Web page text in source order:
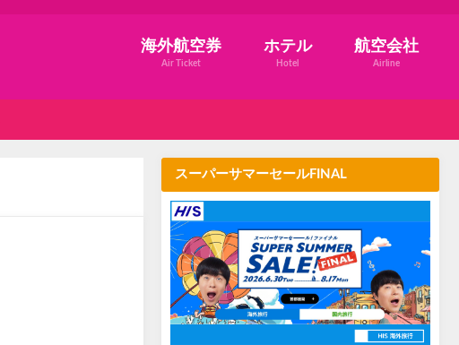
海外航空券
Air Ticket
ホテル
Hotel
航空会社
Airline
スーパーサマーセールFINAL